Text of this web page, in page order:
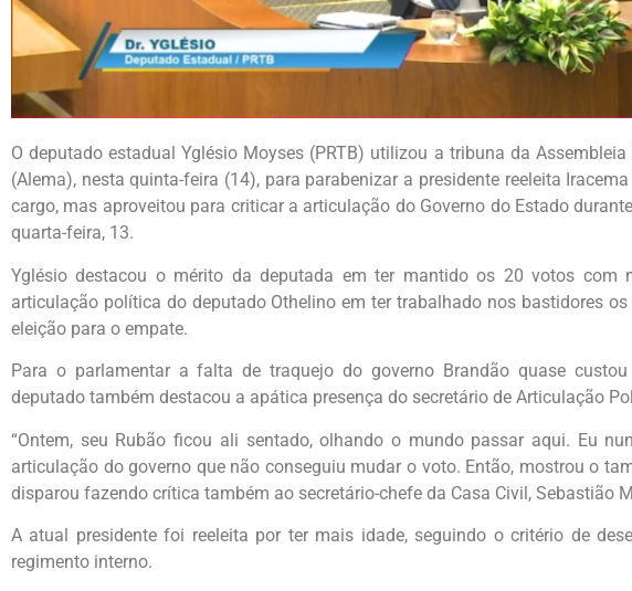
O deputado estadual Yglésio Moyses (PRTB) utilizou a tribuna da
(Alema), nesta quinta-feira (14), para parabenizar a presidente reeleita
cargo, mas aproveitou para criticar a articulação do Governo do Estado
quarta-feira, 13.
Yglésio destacou o mérito da deputada em ter mantido os 20 votos com
articulação política do deputado Othelino em ter trabalhado nos bastidores
eleição para o empate.
Para o parlamentar a falta de traquejo do governo Brandão quase
deputado também destacou a apática presença do secretário de Articulação
“Ontem, seu Rubão ficou ali sentado, olhando o mundo passar aqui. Eu
articulação do governo que não conseguiu mudar o voto. Então, mostrou o
disparou fazendo crítica também ao secretário-chefe da Casa Civil, Sebastião
A atual presidente foi reeleita por ter mais idade, seguindo o critério de
regimento interno.